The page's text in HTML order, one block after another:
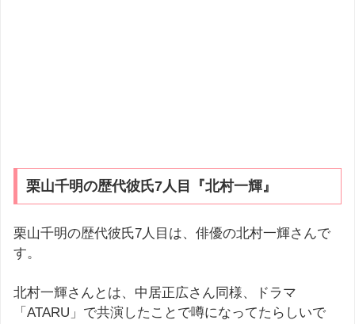
栗山千明の歴代彼氏7人目『北村一輝』
栗山千明の歴代彼氏7人目は、俳優の北村一輝さんで
す。
北村一輝さんとは、中居正広さん同様、ドラマ
「ATARU」で共演したことで噂になってたらしいで